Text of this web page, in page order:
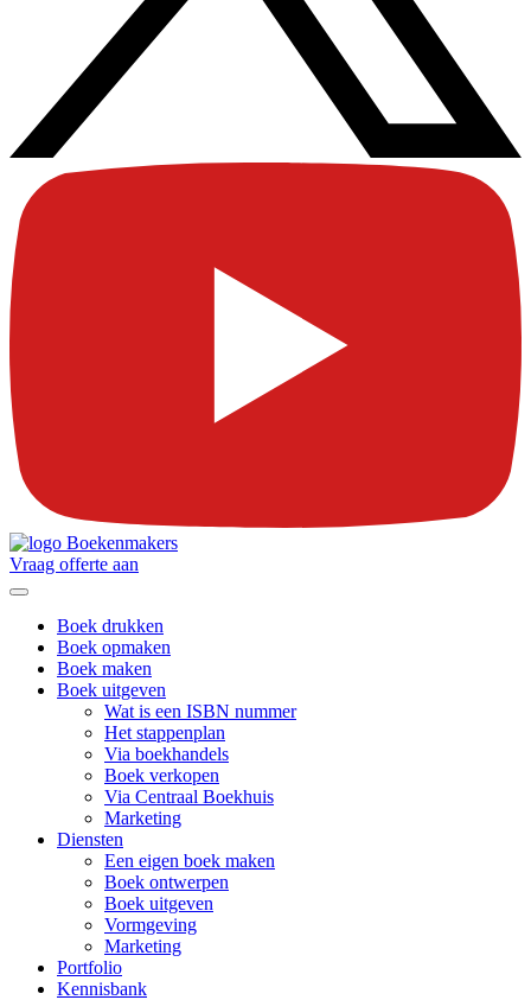
Vraag offerte aan
Boek drukken
Boek opmaken
Boek maken
Boek uitgeven
Wat is een ISBN nummer
Het stappenplan
Via boekhandels
Boek verkopen
Via Centraal Boekhuis
Marketing
Diensten
Een eigen boek maken
Boek ontwerpen
Boek uitgeven
Vormgeving
Marketing
Portfolio
Kennisbank